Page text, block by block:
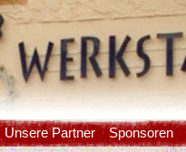
Unsere Partner Sponsoren